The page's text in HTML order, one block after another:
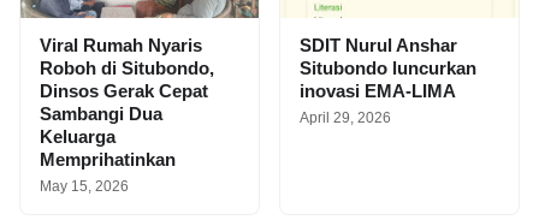
Viral Rumah Nyaris
Roboh di Situbondo,
Dinsos Gerak Cepat
Sambangi Dua
Keluarga
Memprihatinkan
May 15, 2026
SDIT Nurul Anshar
Situbondo luncurkan
inovasi EMA-LIMA
April 29, 2026